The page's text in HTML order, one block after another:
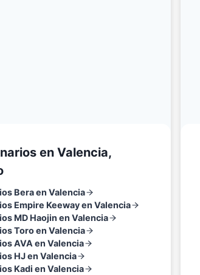
en Valencia,
Bera en Valencia
Empire Keeway en Valencia
MD Haojin en Valencia
Toro en Valencia
AVA en Valencia
HJ en Valencia
Kadi en Valencia